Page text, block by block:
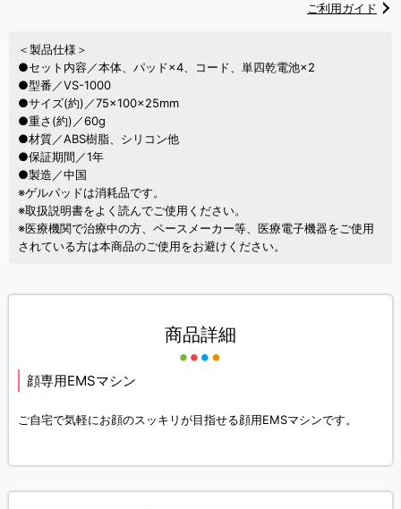
ご利用ガイド
＜製品仕様＞
●セット内容／本体、パッド×4、コード、単四乾電池×2
●型番／VS-1000
●サイズ(約)／75×100×25mm
●重さ(約)／60g
●材質／ABS樹脂、シリコン他
●保証期間／1年
●製造／中国
※ゲルパッドは消耗品です。
※取扱説明書をよく読んでご使用ください。
※医療機関で治療中の方、ペースメーカー等、医療電子機器をご使用
されている方は本商品のご使用をお避けください。
商品詳細
顔専用EMSマシン
ご自宅で気軽にお顔のスッキリが目指せる顔用EMSマシンです。